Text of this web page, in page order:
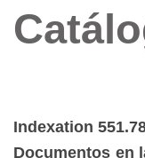
Indexation
Documentos en